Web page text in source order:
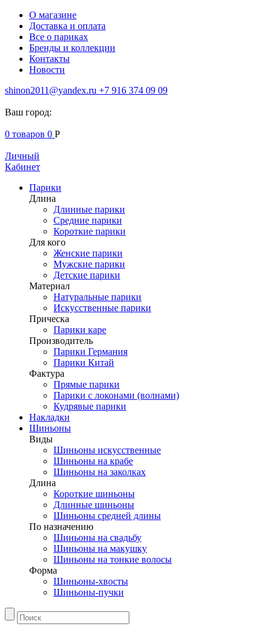
О магазине
Доставка и оплата
Все о париках
Бренды и коллекции
Контакты
Новости
shinon2011@yandex.ru +7 916 374 09 09
Ваш город:
0 товаров 0 Р
Личный
Кабинет
Парики
Длина
Длинные парики
Средние парики
Короткие парики
Для кого
Женские парики
Мужские парики
Детские парики
Материал
Натуральные парики
Искусственные парики
Прическа
Парики каре
Производитель
Парики Германия
Парики Китай
Фактура
Прямые парики
Парики с локонами (волнами)
Кудрявые парики
Накладки
Шиньоны
Виды
Шиньоны искусственные
Шиньоны на крабе
Шиньоны на заколках
Длина
Короткие шиньоны
Длинные шиньоны
Шиньоны средней длины
По назначению
Шиньоны на свадьбу
Шиньоны на макушку
Шиньоны на тонкие волосы
Форма
Шиньоны-хвосты
Шиньоны-пучки